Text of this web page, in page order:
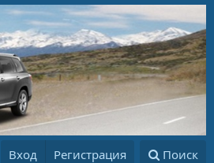
Вход Регистрация Поиск